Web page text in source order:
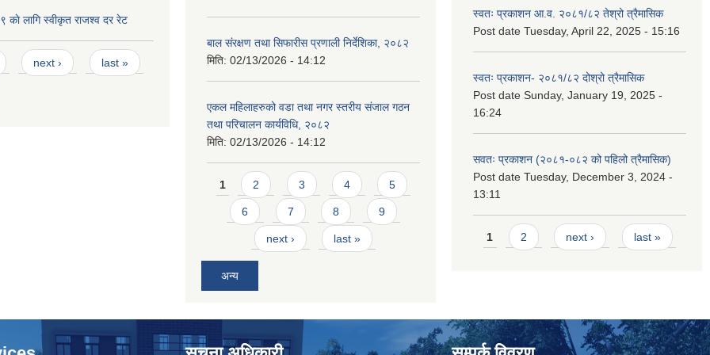
लागि स्वीकृत राजश्व दर रेट
next › last »
बाल संरक्षण तथा सिफारीस प्रणाली निर्देशिका, २०८२
मिति: 02/13/2026 - 14:12
एकल महिलाहरुको वडा तथा नगर स्तरीय संजाल गठन
तथा परिचालन कार्यविधि, २०८२
मिति: 02/13/2026 - 14:12
Pages
1 2 3 4 5
6 7 8 9
next › last »
अन्य
स्वतः प्रकाशन आ.व. २०८१/८२ तेश्रो त्रैमासिक
Post date Tuesday, April 22, 2025 - 15:16
स्वतः प्रकाशन- २०८१/८२ दोश्रो त्रैमासिक
Post date Sunday, January 19, 2025 -
16:24
सवतः प्रकाशन (२०८१-०८२ को पहिलो त्रैमासिक)
Post date Tuesday, December 3, 2024 -
13:11
Pages
1 2 next › last »